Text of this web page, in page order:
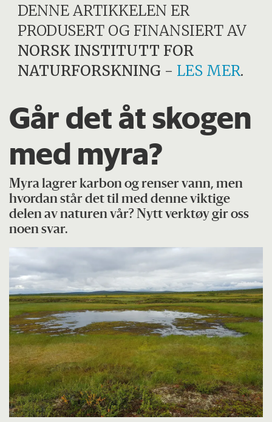
DENNE ARTIKKELEN ER
PRODUSERT OG FINANSIERT AV
NORSK INSTITUTT FOR
NATURFORSKNING - LES MER.
Går det åt skogen
med myra?
Myra lagrer karbon og renser vann, men
hvordan står det til med denne viktige
delen av naturen vår? Nytt verktøy gir oss
noen svar.